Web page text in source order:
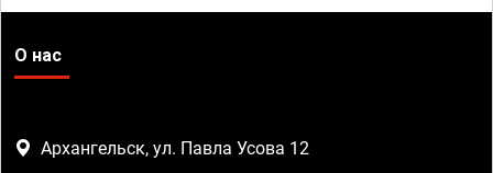
О нас
Архангельск, ул. Павла Усова 12